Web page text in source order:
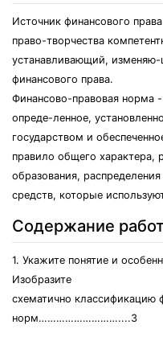
Источник финансового
право-творчества
устанавливающий,
финансового права.
Финансово-правовая норма
опреде-ленное,
государством и
правило общего характера,
образования,
средств, которые
Содержание
1. Укажите понятие и
Изобразите
схематично классификацию
норм………………………....3